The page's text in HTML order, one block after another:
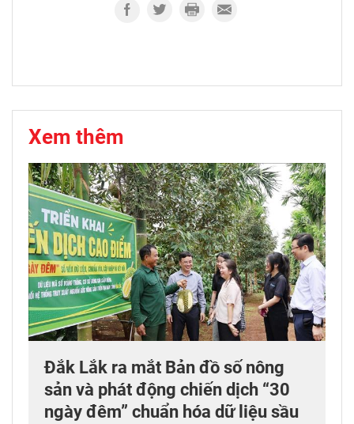
Xem thêm
Đắk Lắk ra mắt Bản đồ số nông
sản và phát động chiến dịch “30
ngày đêm” chuẩn hóa dữ liệu sầu